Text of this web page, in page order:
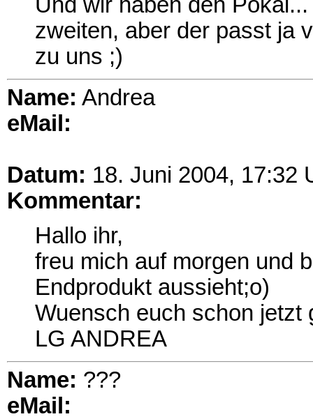
zweiten, aber der passt ja
zu uns ;)
Name: Andrea
eMail:
Datum: 18. Juni 2004, 17:32
Kommentar:
Hallo ihr,
freu mich auf morgen und
Endprodukt aussieht;o)
Wuensch euch schon jetzt
LG ANDREA
Name: ???
eMail: